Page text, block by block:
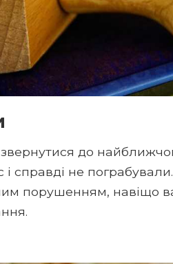
до
і справді не
порушенням, навіщо